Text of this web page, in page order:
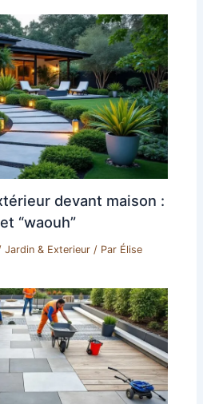
devant maison :
“waouh”
Jardin & Exterieur / Par Élise